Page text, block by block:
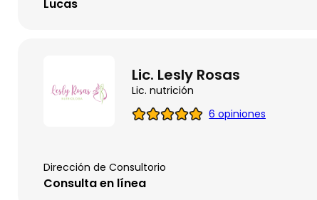
Lucas
Lic. Lesly Rosas
Lic. nutrición
6 opiniones
Dirección de Consultorio
Consulta en línea